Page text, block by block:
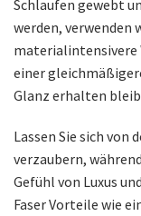
Schlaufen gewebt
werden, verwenden
materialintensivere
einer
Glanz erhalten
Lassen Sie sich von
verzaubern,
Gefühl von Luxus
Faser Vorteile wie